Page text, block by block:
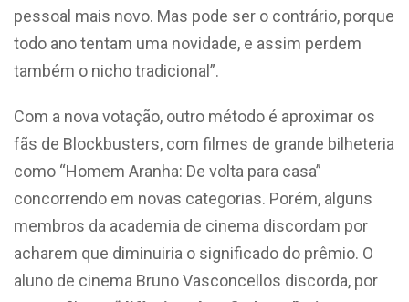
pessoal mais novo. Mas pode ser o contrário, porque
todo ano tentam uma novidade, e assim perdem
também o nicho tradicional”.
Com a nova votação, outro método é aproximar os
fãs de Blockbusters, com filmes de grande bilheteria
como “Homem Aranha: De volta para casa”
concorrendo em novas categorias. Porém, alguns
membros da academia de cinema discordam por
acharem que diminuiria o significado do prêmio. O
aluno de cinema Bruno Vasconcellos discorda, por